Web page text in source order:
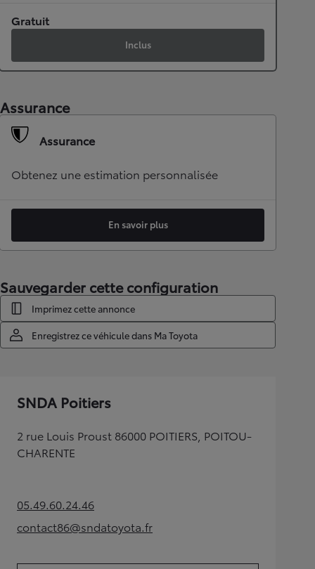
Gratuit
Inclus
Assurance
Assurance
Obtenez une estimation personnalisée
En savoir plus
Sauvegarder cette configuration
Imprimez cette annonce
Enregistrez ce véhicule dans Ma Toyota
SNDA Poitiers
2 rue Louis Proust 86000 POITIERS, POITOU-
CHARENTE
05.49.60.24.46(Opens in new tab)
contact86@sndatoyota.fr
(Opens in new tab)